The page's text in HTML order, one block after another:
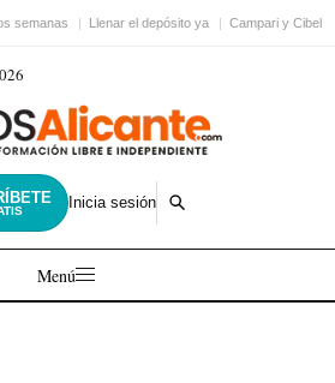
semanas Llenar el depósito ya Campari y
Inicia sesión
Menú